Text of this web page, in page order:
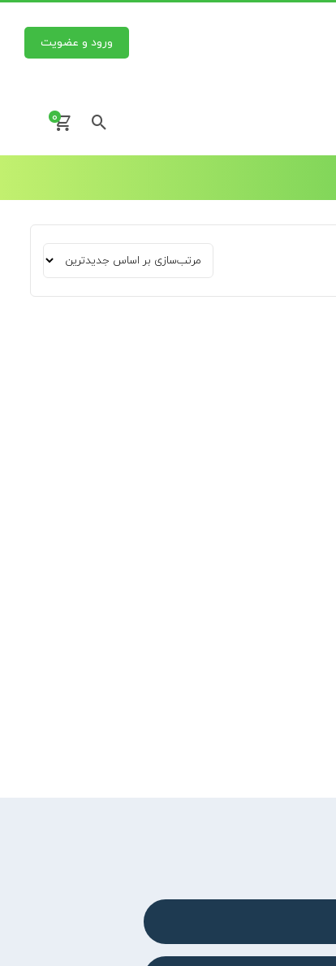
ورود و عضویت
0